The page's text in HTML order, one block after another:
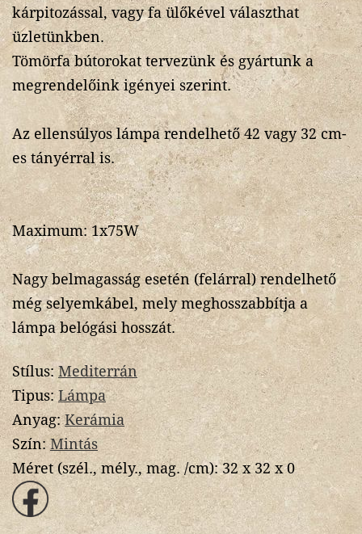
kárpitozással, vagy fa ülőkével választhat
üzletünkben.
Tömörfa bútorokat tervezünk és gyártunk a
megrendelőink igényei szerint.
Az ellensúlyos lámpa rendelhető 42 vagy 32 cm-
es tányérral is.
Maximum: 1x75W
Nagy belmagasság esetén (felárral) rendelhető
még selyemkábel, mely meghosszabbítja a
lámpa belógási hosszát.
Stílus:Mediterrán
Tipus:Lámpa
Anyag:Kerámia
Szín:Mintás
Méret (szél., mély., mag. /cm):32 x 32 x 0